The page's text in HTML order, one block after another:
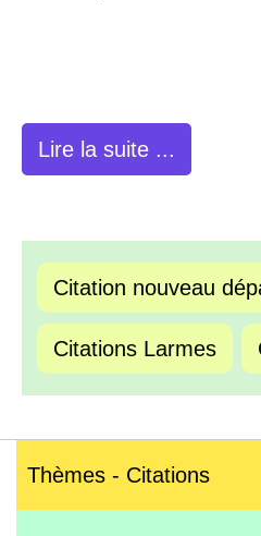
Lire la suite ...
Citation nouveau
Citations Larmes
Thèmes - Citations